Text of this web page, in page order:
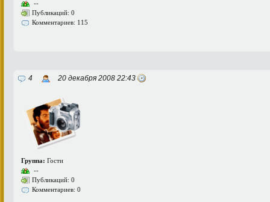
--
Публикаций: 0
Комментариев: 115
4 20 декабря 2008 22:43
Группа: Гости
--
Публикаций: 0
Комментариев: 0